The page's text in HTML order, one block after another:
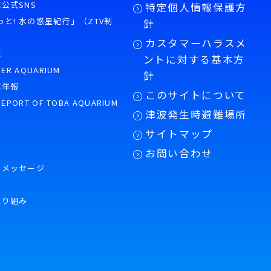
式SNS
と! 水の惑星紀行」（ZTV制
AQUARIUM
報
OF TOBA AQUARIUM
ッセージ
組み
特定個人情報保護方
針
カスタマーハラスメ
ントに対する基本方
針
このサイトについて
津波発生時避難場所
サイトマップ
お問い合わせ